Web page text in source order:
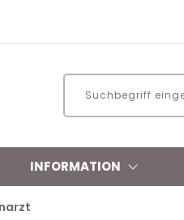
INFORMATION